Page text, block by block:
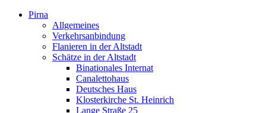
Pirna
Allgemeines
Verkehrsanbindung
Flanieren in der Altstadt
Schätze in der Altstadt
Binationales Internat
Canalettohaus
Deutsches Haus
Klosterkirche St. Heinrich
Lange Straße 25